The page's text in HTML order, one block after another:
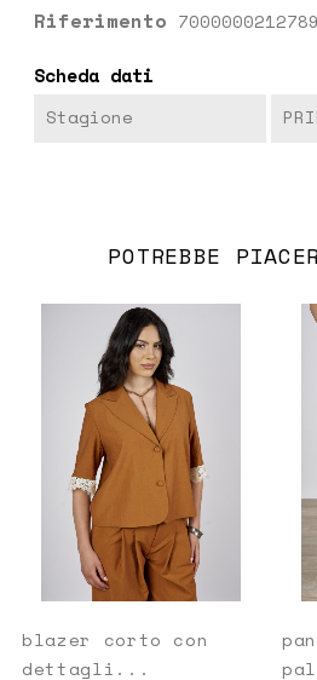
Riferimento 7000000212789
Scheda dati
Stagione
POTREBBE
blazer corto con
dettagli...